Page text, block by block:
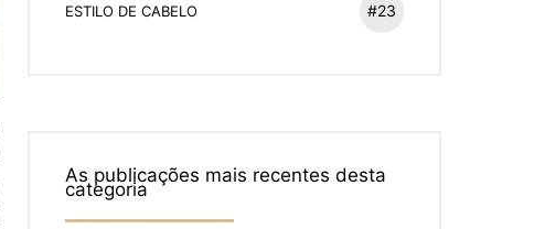
ESTILO DE CABELO #23
As publicações mais recentes desta
categoria